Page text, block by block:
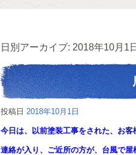
日別アーカイブ: 2018年10月1日
投稿日 2018年10月1日
今日は、以前塗装工事をされた、お客
連絡が入り、ご近所の方が、台風で屋